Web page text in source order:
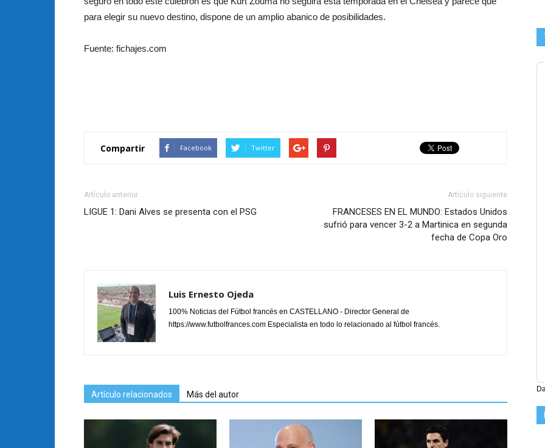
para elegir su nuevo destino, dispone de un amplio abanico de posibilidades.
Fuente: fichajes.com
Compartir Facebook Twitter
Artículo anterior
LIGUE 1: Dani Alves se presenta con el PSG
Artículo siguiente
FRANCESES EN EL MUNDO: Estados Unidos
sufrió para vencer 3-2 a Martinica en segunda
fecha de Copa Oro
Luis Ernesto Ojeda
100% Noticias del Fútbol francés en CASTELLANO - Director General de
https://www.futbolfrances.com Especialista en todo lo relacionado al fútbol francés.
Artículo relacionados Más del autor